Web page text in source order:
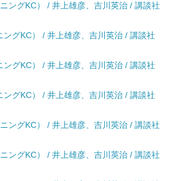
ングKC） / 井上雄彦、吉川英治 / 講談社
グKC） / 井上雄彦、吉川英治 / 講談社
グKC） / 井上雄彦、吉川英治 / 講談社
グKC） / 井上雄彦、吉川英治 / 講談社
ングKC） / 井上雄彦、吉川英治 / 講談社
ングKC） / 井上雄彦、吉川英治 / 講談社